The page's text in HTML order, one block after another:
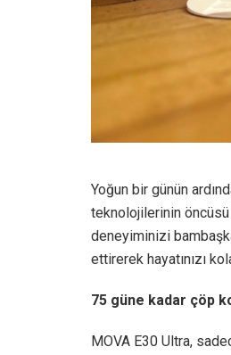
Yoğun bir günün
teknolojilerinin
deneyiminizi
ettirerek hayatınızı
75 güne kadar çöp
MOVA E30 Ultra,